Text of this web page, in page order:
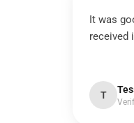
It was
received
T